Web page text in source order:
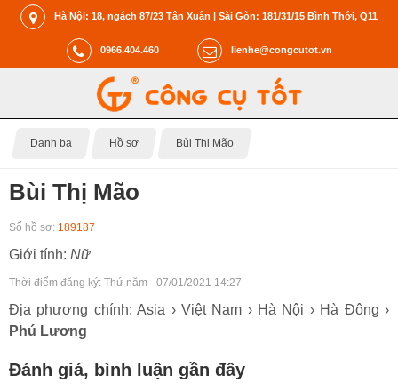
Hà Nội: 18, ngách 87/23 Tân Xuân | Sài Gòn: 181/31/15 Bình Thới, Q11
0966.404.460 lienhe@congcutot.vn
Danh bạ Hồ sơ Bùi Thị Mão
Bùi Thị Mão
Số hồ sơ: 189187
Giới tính: Nữ
Thời điểm đăng ký: Thứ năm - 07/01/2021 14:27
Địa phương chính: Asia › Việt Nam › Hà Nội › Hà Đông ›
Phú Lương
Đánh giá, bình luận gần đây